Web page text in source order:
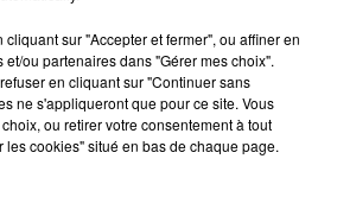
sur "Accepter et fermer", ou affiner en
ou partenaires dans "Gérer mes choix".
en cliquant sur "Continuer sans
ne s'appliqueront que pour ce site. Vous
ou retirer votre consentement à tout
les cookies" situé en bas de chaque page.